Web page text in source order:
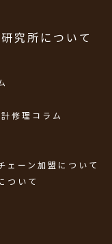
究所について
修理コラム
ェーン加盟について
ついて